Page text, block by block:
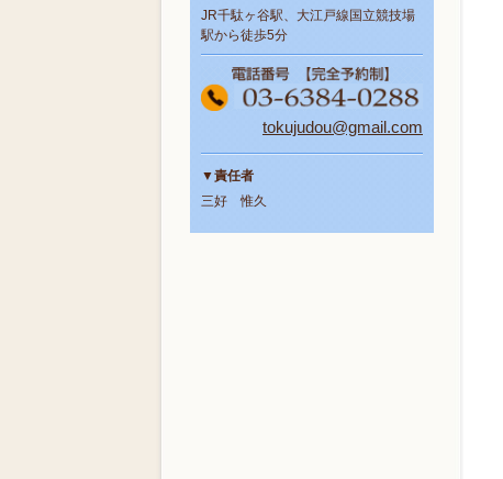
JR千駄ヶ谷駅、大江戸線国立競技場
駅から徒歩5分
tokujudou@gmail.com
▼責任者
三好 惟久